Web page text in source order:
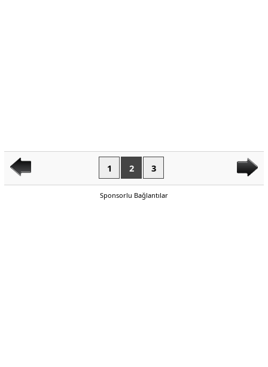
1 2 3
Sponsorlu Bağlantılar